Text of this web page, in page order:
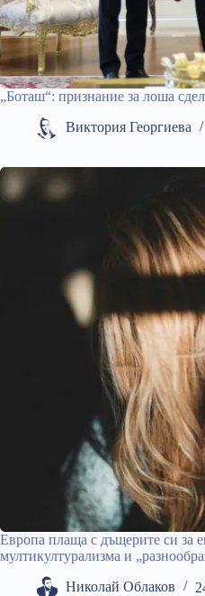
„Боташ“: признание за лоша
Виктория Георгиева
Европа плаща с дъщерите си за
мултикултурализма и
Николай Облаков